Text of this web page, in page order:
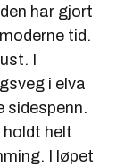
har gjort
tid.
I
i elva
sidespenn.
holdt helt
I løpet